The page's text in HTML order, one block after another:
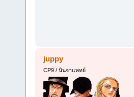
juppy
CP9 / นินจาแพทย์